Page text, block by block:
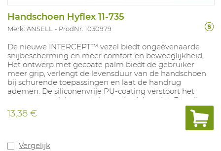
Handschoen Hyflex 11-735
Merk: ANSELL ProdNr. 1030979
De nieuwe INTERCEPT™ vezel biedt ongeëvenaarde
snijbescherming en meer comfort en beweeglijkheid.
Het ontwerp met gecoate palm biedt de gebruiker
meer grip, verlengt de levensduur van de handschoen
bij schurende toepassingen en laat de handrug
ademen. De siliconenvrije PU-coating verstoort het
proces van gelakte metalen onderdelen niet. De grijze
coating camoufleert vuil als er wordt gewerkt in
vervuilende omgevingen.
13,38 €
Vergelijk